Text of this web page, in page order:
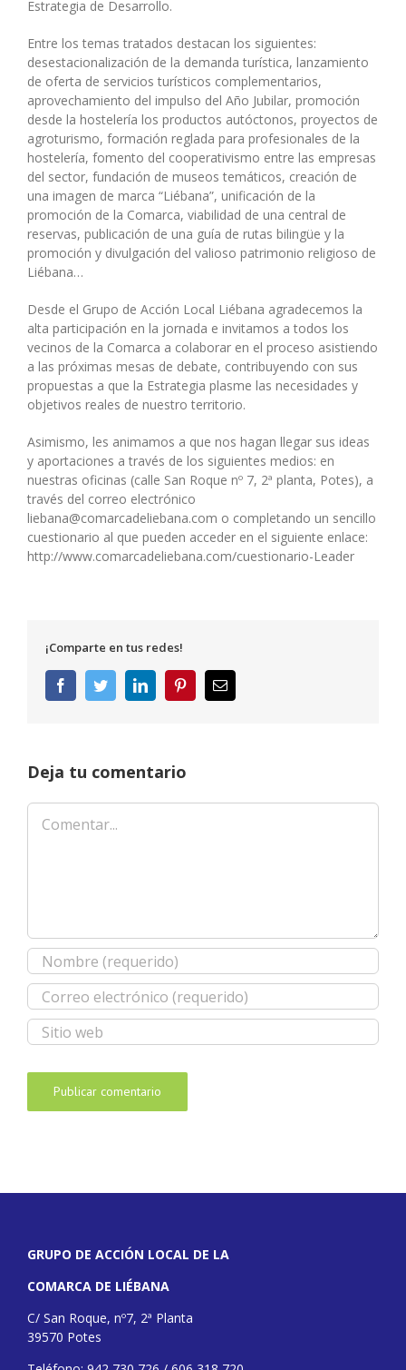
Estrategia de Desarrollo.
Entre los temas tratados destacan los siguientes:
desestacionalización de la demanda turística, lanzamiento
de oferta de servicios turísticos complementarios,
aprovechamiento del impulso del Año Jubilar, promoción
desde la hostelería los productos autóctonos, proyectos de
agroturismo, formación reglada para profesionales de la
hostelería, fomento del cooperativismo entre las empresas
del sector, fundación de museos temáticos, creación de
una imagen de marca “Liébana”, unificación de la
promoción de la Comarca, viabilidad de una central de
reservas, publicación de una guía de rutas bilingüe y la
promoción y divulgación del valioso patrimonio religioso de
Liébana…
Desde el Grupo de Acción Local Liébana agradecemos la
alta participación en la jornada e invitamos a todos los
vecinos de la Comarca a colaborar en el proceso asistiendo
a las próximas mesas de debate, contribuyendo con sus
propuestas a que la Estrategia plasme las necesidades y
objetivos reales de nuestro territorio.
Asimismo, les animamos a que nos hagan llegar sus ideas
y aportaciones a través de los siguientes medios: en
nuestras oficinas (calle San Roque nº 7, 2ª planta, Potes), a
través del correo electrónico
liebana@comarcadeliebana.com o completando un sencillo
cuestionario al que pueden acceder en el siguiente enlace:
http://www.comarcadeliebana.com/cuestionario-Leader
¡Comparte en tus redes!
FacebookTwitterLinkedInPinterestCorreo
electrónico
Deja tu comentario
Comentar
GRUPO DE ACCIÓN LOCAL DE LA
COMARCA DE LIÉBANA
C/ San Roque, nº7, 2ª Planta
39570 Potes